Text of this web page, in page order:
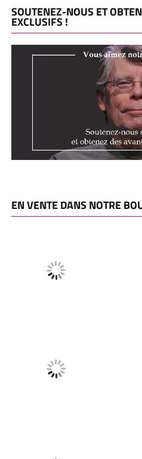
SOUTENEZ-NOUS ET
EXCLUSIFS !
EN VENTE DANS NOTRE